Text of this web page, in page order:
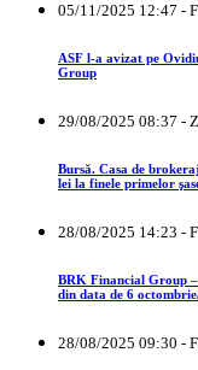
05/11/2025 12:47 -
ASF l-a avizat pe
Group
29/08/2025 08:37 -
Bursă. Casa de
lei la finele primelor
28/08/2025 14:23 -
BRK Financial Group
din data de 6
28/08/2025 09:30 -